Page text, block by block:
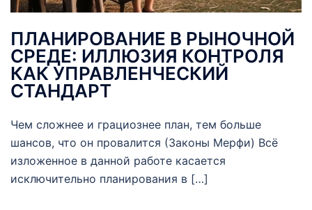
ПЛАНИРОВАНИЕ В РЫНОЧНОЙ
СРЕДЕ: ИЛЛЮЗИЯ КОНТРОЛЯ
КАК УПРАВЛЕНЧЕСКИЙ
СТАНДАРТ
Чем сложнее и грациознее план, тем больше
шансов, что он провалится (Законы Мерфи) Всё
изложенное в данной работе касается
исключительно планирования в […]